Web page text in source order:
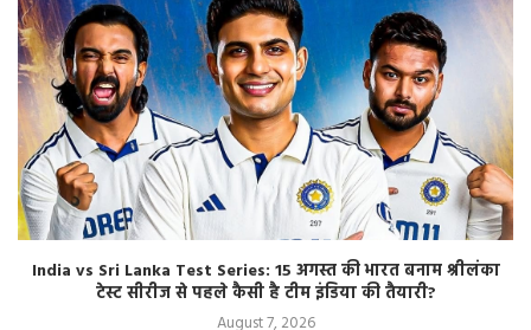
India vs Sri Lanka Test Series: 15 अगस्त की भारत बनाम श्रीलंका
टेस्ट सीरीज से पहले कैसी है टीम इंडिया की तैयारी?
August 7, 2026